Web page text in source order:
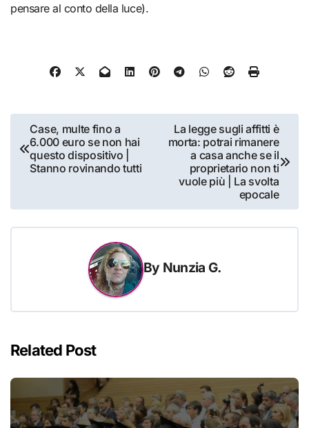
pensare al conto della luce).
Navigazione
articoli
Case, multe fino a
6.000 euro se non hai
questo dispositivo |
Stanno rovinando tutti
La legge sugli affitti è
morta: potrai rimanere
a casa anche se il
proprietario non ti
vuole più | La svolta
epocale
By Nunzia G.
Related Post